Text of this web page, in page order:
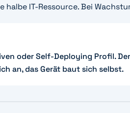
halbe IT-Ressource. Bei
oder Self-Deploying Profil.
an, das Gerät baut sich selbst.